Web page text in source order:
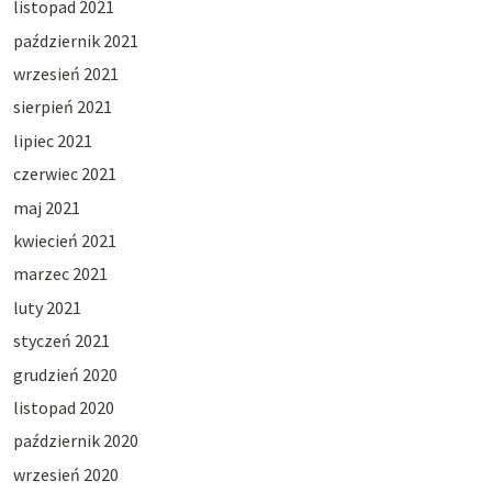
listopad 2021
październik 2021
wrzesień 2021
sierpień 2021
lipiec 2021
czerwiec 2021
maj 2021
kwiecień 2021
marzec 2021
luty 2021
styczeń 2021
grudzień 2020
listopad 2020
październik 2020
wrzesień 2020